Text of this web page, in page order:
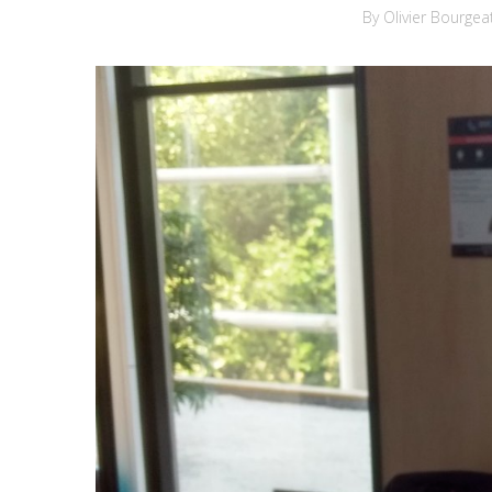
By Olivier